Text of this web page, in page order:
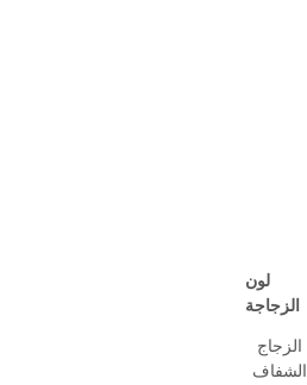
لون
الزجاجة
الزجاج
الشفاف